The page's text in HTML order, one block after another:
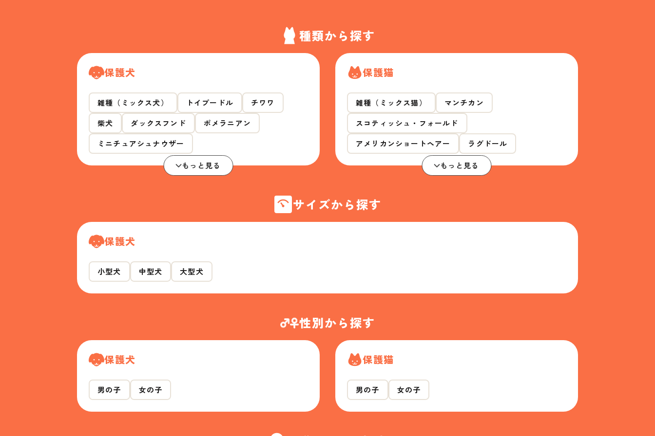
種類から探す
保護犬
雑種（ミックス犬） トイプードル
チワワ
柴犬
ダックスフンド
ポメラニアン
ミニチュアシュナウザー
もっと見る
保護猫
雑種（ミックス猫）
マンチカン
スコティッシュ・フォールド
アメリカンショートヘアー
ラグドール
もっと見る
サイズから探す
保護犬
小型犬 中型犬 大型犬
性別から探す
保護犬
男の子 女の子
保護猫
男の子 女の子